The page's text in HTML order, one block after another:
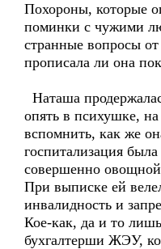
Похороны, которые
поминки с чужими
странные вопросы
прописала ли она
Наташа
опять в психушке, на
вспомнить, как же
госпитализация
совершенно
При выписке ей
инвалидность и
Кое-как, да и то
бухгалтерши ЖЭУ,